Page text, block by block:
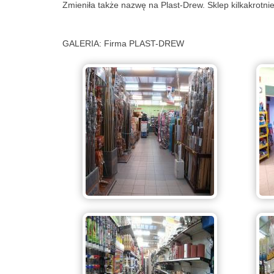
Zmieniła także nazwę na Plast-Drew. Sklep
GALERIA: Firma PLAST-DREW